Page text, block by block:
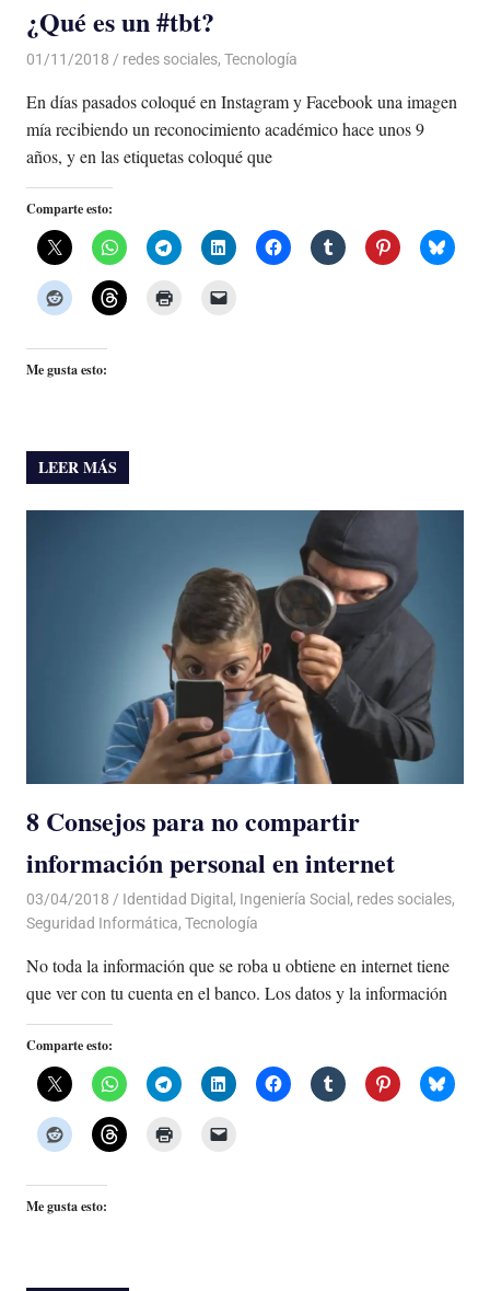
¿Qué es un #tbt?
01/11/2018 De todo un Poco
redes sociales, Tecnología
En días pasados coloqué en Instagram y Facebook una imagen
mía recibiendo un reconocimiento académico hace unos 9
años, y en las etiquetas coloqué que
Comparte esto:
Me gusta esto:
LEER MÁS
8 Consejos para no compartir
información personal en internet
03/04/2018 De todo un Poco
Identidad Digital , Ingeniería Social , redes sociales,
Seguridad Informática, Tecnología
No toda la información que se roba u obtiene en internet tiene
que ver con tu cuenta en el banco. Los datos y la información
Comparte esto:
Me gusta esto: